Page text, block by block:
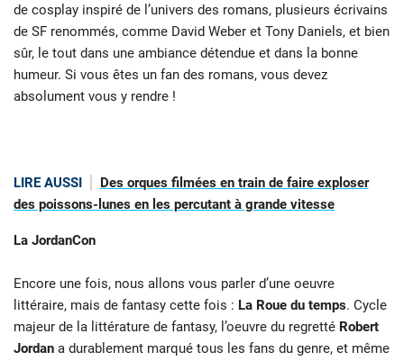
de cosplay inspiré de l’univers des romans, plusieurs écrivains
de SF renommés, comme David Weber et Tony Daniels, et bien
sûr, le tout dans une ambiance détendue et dans la bonne
humeur. Si vous êtes un fan des romans, vous devez
absolument vous y rendre !
LIRE AUSSI
Des orques filmées en train de faire exploser
des poissons-lunes en les percutant à grande vitesse
La JordanCon
Encore une fois, nous allons vous parler d’une oeuvre
littéraire, mais de fantasy cette fois : La Roue du temps. Cycle
majeur de la littérature de fantasy, l’oeuvre du regretté Robert
Jordan a durablement marqué tous les fans du genre, et même